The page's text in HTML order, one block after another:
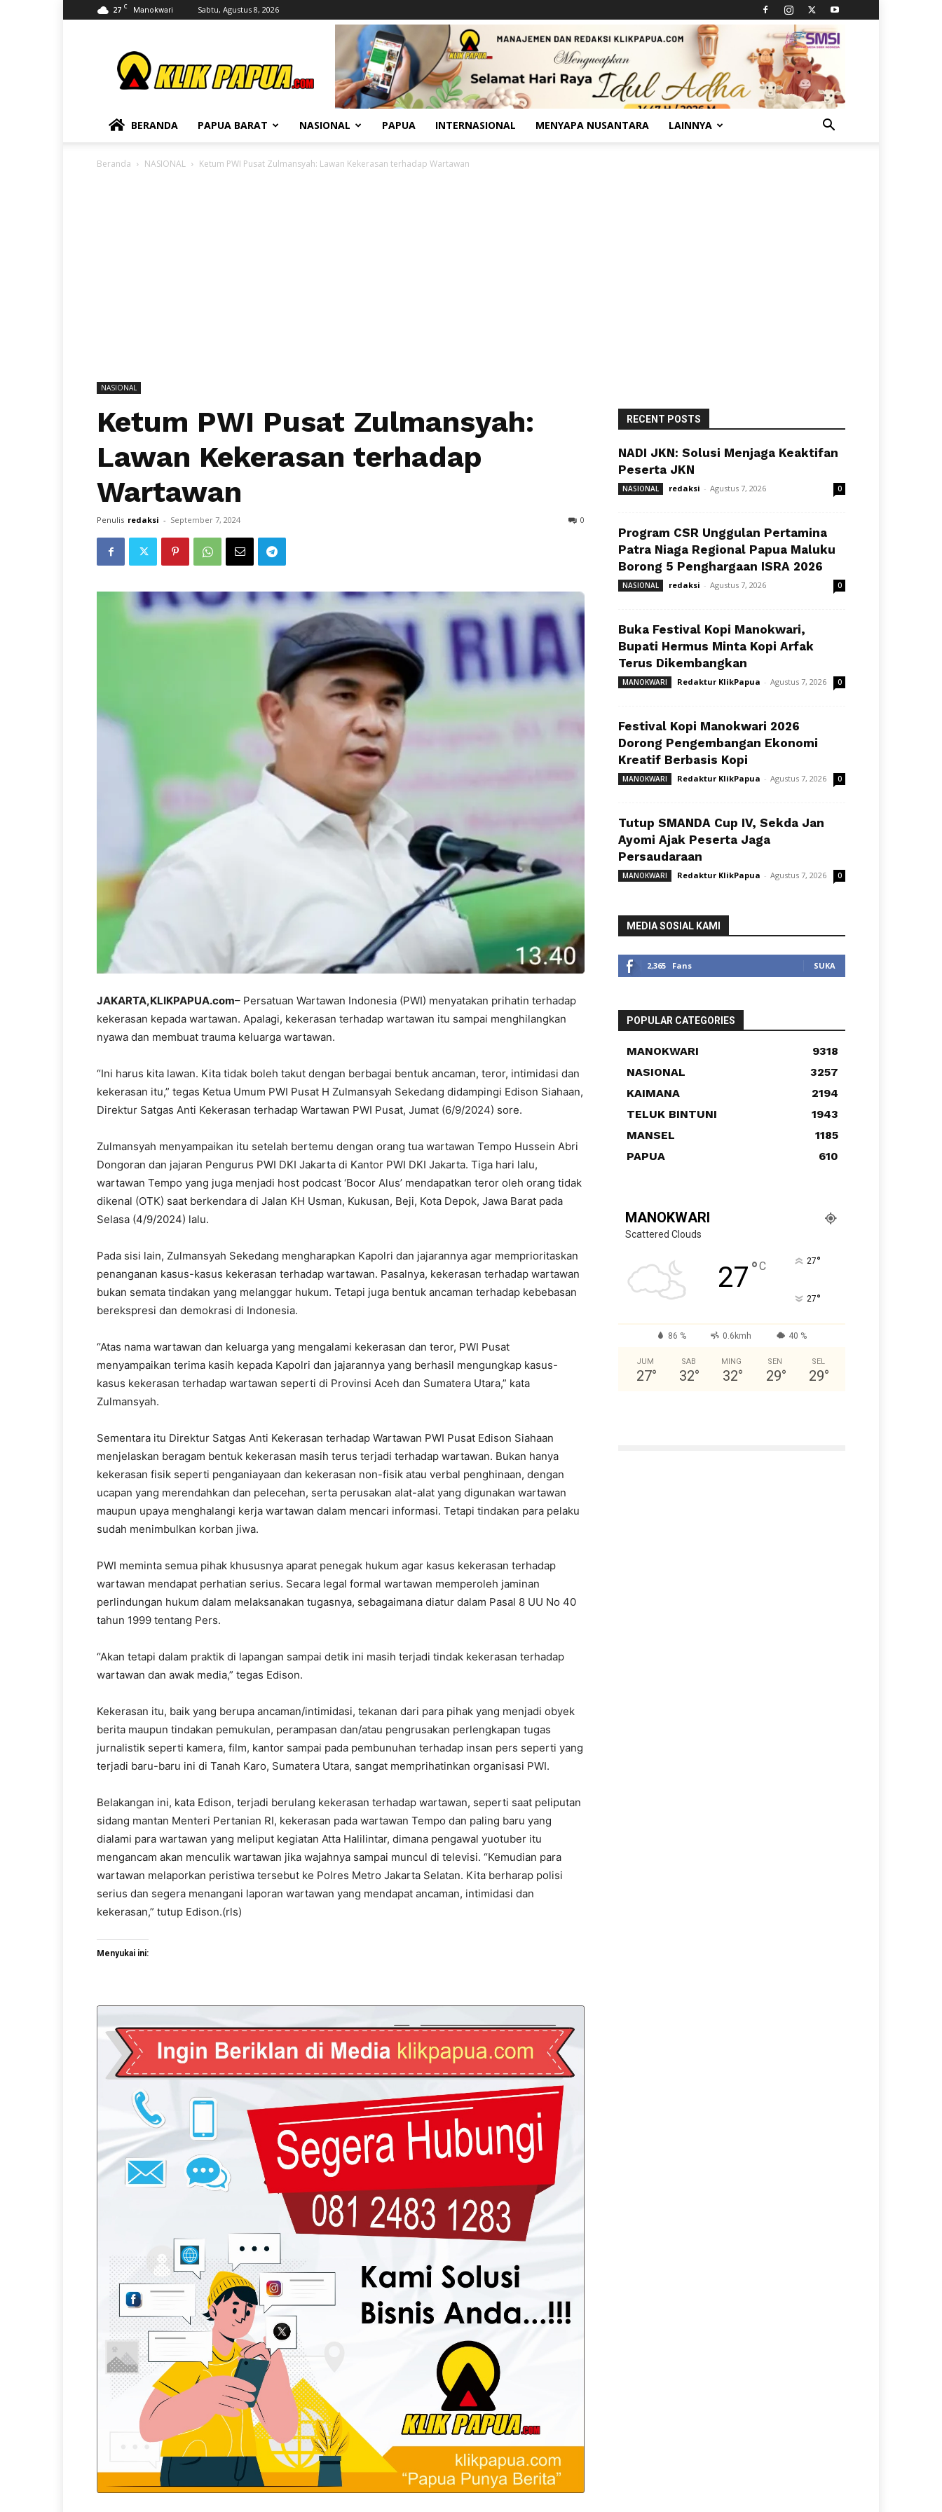
27 C Manokwari Sabtu, Agustus 8, 2026
BERANDA PAPUA BARAT NASIONAL PAPUA INTERNASIONAL MENYAPA NUSANTARA LAINNYA
Beranda NASIONAL Ketum PWI Pusat Zulmansyah: Lawan Kekerasan terhadap Wartawan
NASIONAL
Ketum PWI Pusat Zulmansyah:
Lawan Kekerasan terhadap
Wartawan
Penulis redaksi - September 7, 2024 0
JAKARTA,KLIKPAPUA.com– Persatuan Wartawan Indonesia (PWI) menyatakan prihatin terhadap
kekerasan kepada wartawan. Apalagi, kekerasan terhadap wartawan itu sampai menghilangkan
nyawa dan membuat trauma keluarga wartawan.
“Ini harus kita lawan. Kita tidak boleh takut dengan berbagai bentuk ancaman, teror, intimidasi dan
kekerasan itu,” tegas Ketua Umum PWI Pusat H Zulmansyah Sekedang didampingi Edison Siahaan,
Direktur Satgas Anti Kekerasan terhadap Wartawan PWI Pusat, Jumat (6/9/2024) sore.
Zulmansyah menyampaikan itu setelah bertemu dengan orang tua wartawan Tempo Hussein Abri
Dongoran dan jajaran Pengurus PWI DKI Jakarta di Kantor PWI DKI Jakarta. Tiga hari lalu,
wartawan Tempo yang juga menjadi host podcast ‘Bocor Alus’ mendapatkan teror oleh orang tidak
dikenal (OTK) saat berkendara di Jalan KH Usman, Kukusan, Beji, Kota Depok, Jawa Barat pada
Selasa (4/9/2024) lalu.
Pada sisi lain, Zulmansyah Sekedang mengharapkan Kapolri dan jajarannya agar memprioritaskan
penanganan kasus-kasus kekerasan terhadap wartawan. Pasalnya, kekerasan terhadap wartawan
bukan semata tindakan yang melanggar hukum. Tetapi juga bentuk ancaman terhadap kebebasan
berekspresi dan demokrasi di Indonesia.
“Atas nama wartawan dan keluarga yang mengalami kekerasan dan teror, PWI Pusat
menyampaikan terima kasih kepada Kapolri dan jajarannya yang berhasil mengungkap kasus-
kasus kekerasan terhadap wartawan seperti di Provinsi Aceh dan Sumatera Utara,” kata
Zulmansyah.
Sementara itu Direktur Satgas Anti Kekerasan terhadap Wartawan PWI Pusat Edison Siahaan
menjelaskan beragam bentuk kekerasan masih terus terjadi terhadap wartawan. Bukan hanya
kekerasan fisik seperti penganiayaan dan kekerasan non-fisik atau verbal penghinaan, dengan
ucapan yang merendahkan dan pelecehan, serta perusakan alat-alat yang digunakan wartawan
maupun upaya menghalangi kerja wartawan dalam mencari informasi. Tetapi tindakan para pelaku
sudah menimbulkan korban jiwa.
PWI meminta semua pihak khususnya aparat penegak hukum agar kasus kekerasan terhadap
wartawan mendapat perhatian serius. Secara legal formal wartawan memperoleh jaminan
perlindungan hukum dalam melaksanakan tugasnya, sebagaimana diatur dalam Pasal 8 UU No 40
tahun 1999 tentang Pers.
“Akan tetapi dalam praktik di lapangan sampai detik ini masih terjadi tindak kekerasan terhadap
wartawan dan awak media,” tegas Edison.
Kekerasan itu, baik yang berupa ancaman/intimidasi, tekanan dari para pihak yang menjadi obyek
berita maupun tindakan pemukulan, perampasan dan/atau pengrusakan perlengkapan tugas
jurnalistik seperti kamera, film, kantor sampai pada pembunuhan terhadap insan pers seperti yang
terjadi baru-baru ini di Tanah Karo, Sumatera Utara, sangat memprihatinkan organisasi PWI.
Belakangan ini, kata Edison, terjadi berulang kekerasan terhadap wartawan, seperti saat peliputan
sidang mantan Menteri Pertanian RI, kekerasan pada wartawan Tempo dan paling baru yang
dialami para wartawan yang meliput kegiatan Atta Halilintar, dimana pengawal yuotuber itu
mengancam akan menculik wartawan jika wajahnya sampai muncul di televisi. “Kemudian para
wartawan melaporkan peristiwa tersebut ke Polres Metro Jakarta Selatan. Kita berharap polisi
serius dan segera menangani laporan wartawan yang mendapat ancaman, intimidasi dan
kekerasan,” tutup Edison.(rls)
Menyukai ini:
RECENT POSTS
NADI JKN: Solusi Menjaga Keaktifan
Peserta JKN
NASIONAL redaksi - Agustus 7, 2026 0
Program CSR Unggulan Pertamina
Patra Niaga Regional Papua Maluku
Borong 5 Penghargaan ISRA 2026
NASIONAL redaksi - Agustus 7, 2026 0
Buka Festival Kopi Manokwari,
Bupati Hermus Minta Kopi Arfak
Terus Dikembangkan
MANOKWARI Redaktur KlikPapua - Agustus 7, 2026 0
Festival Kopi Manokwari 2026
Dorong Pengembangan Ekonomi
Kreatif Berbasis Kopi
MANOKWARI Redaktur KlikPapua - Agustus 7, 2026 0
Tutup SMANDA Cup IV, Sekda Jan
Ayomi Ajak Peserta Jaga
Persaudaraan
MANOKWARI Redaktur KlikPapua - Agustus 7, 2026 0
MEDIA SOSIAL KAMI
2,365 Fans SUKA
POPULAR CATEGORIES
MANOKWARI
9318
NASIONAL
3257
KAIMANA
2194
TELUK BINTUNI
1943
MANSEL
1185
PAPUA
610
MANOKWARI
Scattered Clouds
27°C 27°
27°
86 % 0.6kmh 40 %
JUM
27°
SAB
32°
MING
32°
SEN
29°
SEL
29°